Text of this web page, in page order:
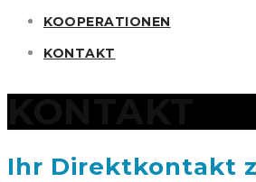
KOOPERATIONEN
KONTAKT
Ihr Direktkontakt